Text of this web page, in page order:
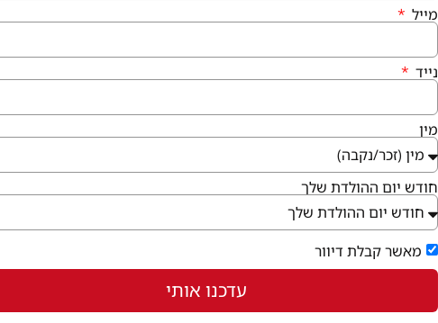
מייל
נייד
מין
חודש יום ההולדת שלך
מאשר קבלת דיוור
עדכנו אותי